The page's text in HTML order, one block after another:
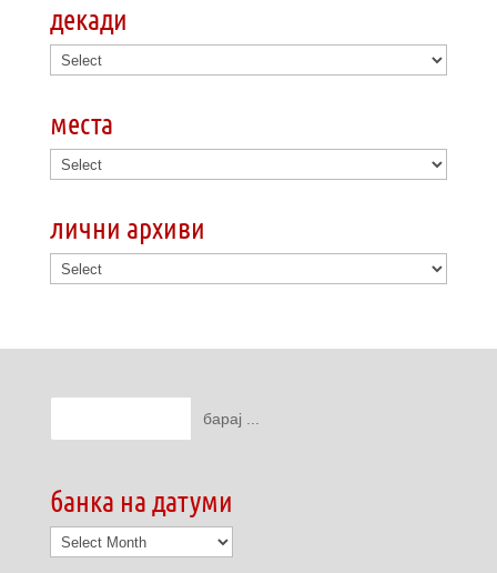
декади
места
лични архиви
банка на датуми
банка
на